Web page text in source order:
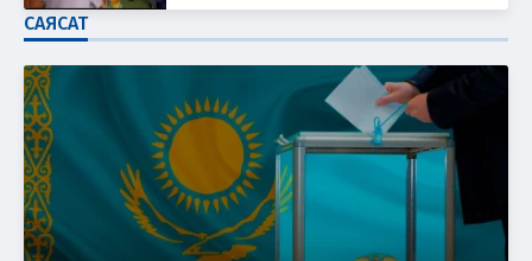
САЯСАТ